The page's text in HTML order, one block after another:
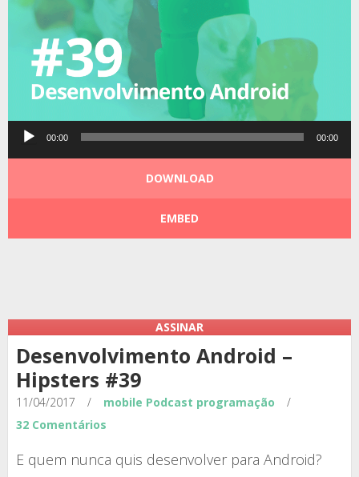
Tocador 00:00 00:00
DOWNLOAD
EMBED
ASSINAR
Desenvolvimento Android –
Hipsters #39
11/04/2017 / mobile Podcast programação
/
32 Comentários
E quem nunca quis desenvolver para Android?